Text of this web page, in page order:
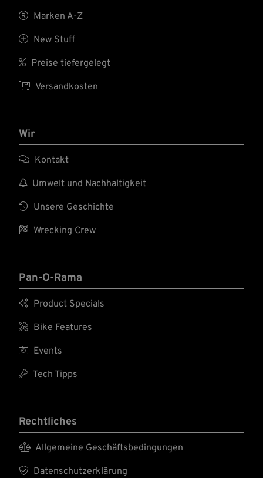
 Marken A-Z
 New Stuff
 Preise tiefergelegt
 Versandkosten
Wir
 Kontakt
 Umwelt und Nachhaltigkeit
 Unsere Geschichte
 Wrecking Crew
Pan-O-Rama
 Product Specials
 Bike Features
 Events
 Tech Tipps
Rechtliches
 Allgemeine Geschäftsbedingungen
 Datenschutzerklärung